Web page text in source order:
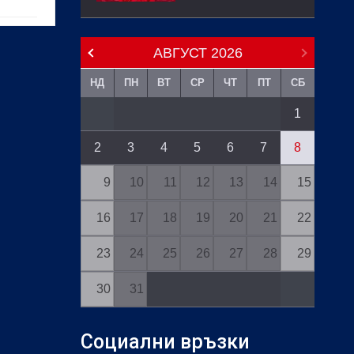
АВГУСТ 2026
НД ПН ВТ СР ЧТ ПТ СБ
1
2 3 4 5 6 7 8
9 10 11 12 13 14 15
16 17 18 19 20 21 22
23 24 25 26 27 28 29
30 31
Социални връзки